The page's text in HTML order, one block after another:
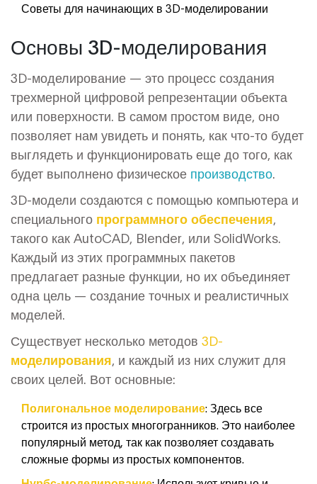
Советы для начинающих в 3D-моделировании
Основы 3D-моделирования
3D-моделирование — это процесс создания
трехмерной цифровой репрезентации объекта
или поверхности. В самом простом виде, оно
позволяет нам увидеть и понять, как что-то будет
выглядеть и функционировать еще до того, как
будет выполнено физическое производство.
3D-модели создаются с помощью компьютера и
специального программного обеспечения,
такого как AutoCAD, Blender, или SolidWorks.
Каждый из этих программных пакетов
предлагает разные функции, но их объединяет
одна цель — создание точных и реалистичных
моделей.
Существует несколько методов 3D-
моделирования, и каждый из них служит для
своих целей. Вот основные:
Полигональное моделирование: Здесь все
строится из простых многогранников. Это наиболее
популярный метод, так как позволяет создавать
сложные формы из простых компонентов.